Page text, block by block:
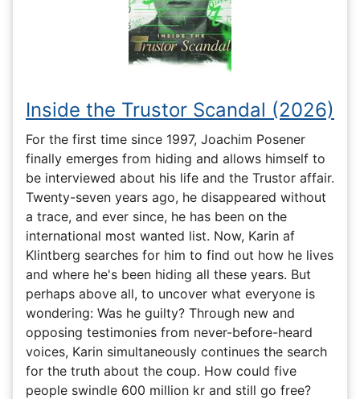
Inside the Trustor Scandal (2026)
For the first time since 1997, Joachim Posener
finally emerges from hiding and allows himself to
be interviewed about his life and the Trustor affair.
Twenty-seven years ago, he disappeared without
a trace, and ever since, he has been on the
international most wanted list. Now, Karin af
Klintberg searches for him to find out how he lives
and where he's been hiding all these years. But
perhaps above all, to uncover what everyone is
wondering: Was he guilty? Through new and
opposing testimonies from never-before-heard
voices, Karin simultaneously continues the search
for the truth about the coup. How could five
people swindle 600 million kr and still go free?